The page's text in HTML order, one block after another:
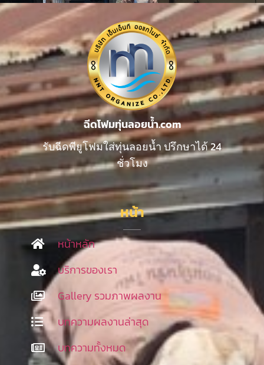
ฉีดโฟมทุ่นลอยน้ำ.com
รับฉีดพียูโฟมใส่ทุ่นลอยน้ำ ปรึกษาได้ 24
ชั่วโมง
หน้า
หน้าหลัก
บริการของเรา
Gallery รวมภาพผลงาน
บทความผลงานล่าสุด
บทความทั้งหมด